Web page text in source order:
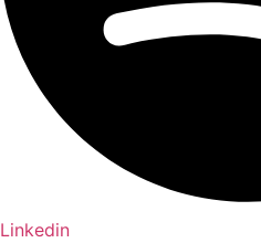
Linkedin